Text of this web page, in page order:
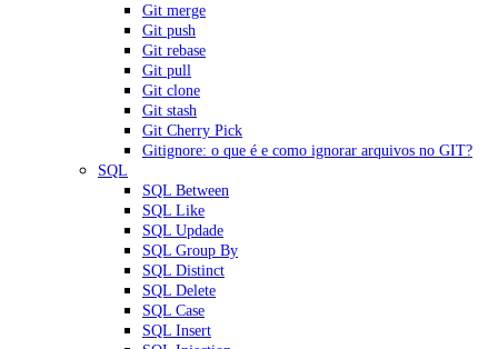
Git merge
Git push
Git rebase
Git pull
Git clone
Git stash
Git Cherry Pick
Gitignore: o que é e como ignorar arquivos no GIT?
SQL
SQL Between
SQL Like
SQL Updade
SQL Group By
SQL Distinct
SQL Delete
SQL Case
SQL Insert